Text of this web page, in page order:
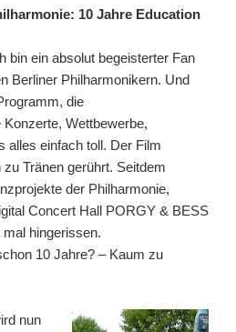
10 Jahre Education
bin ein absolut begeisterter Fan
Berliner Philharmonikern. Und
die
Wettbewerbe,
alles einfach toll. Der Film
Tränen gerührt. Seitdem
der Philharmonie,
Concert Hall PORGY & BESS
hingerissen.
10 Jahre? – Kaum zu
nun